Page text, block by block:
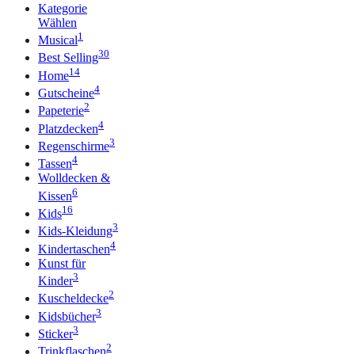
Kategorie
Wählen
Musical1
Best Selling30
Home14
Gutscheine4
Papeterie2
Platzdecken4
Regenschirme3
Tassen4
Wolldecken &
Kissen6
Kids16
Kids-Kleidung3
Kindertaschen4
Kunst für
Kinder3
Kuscheldecke2
Kidsbücher3
Sticker3
2